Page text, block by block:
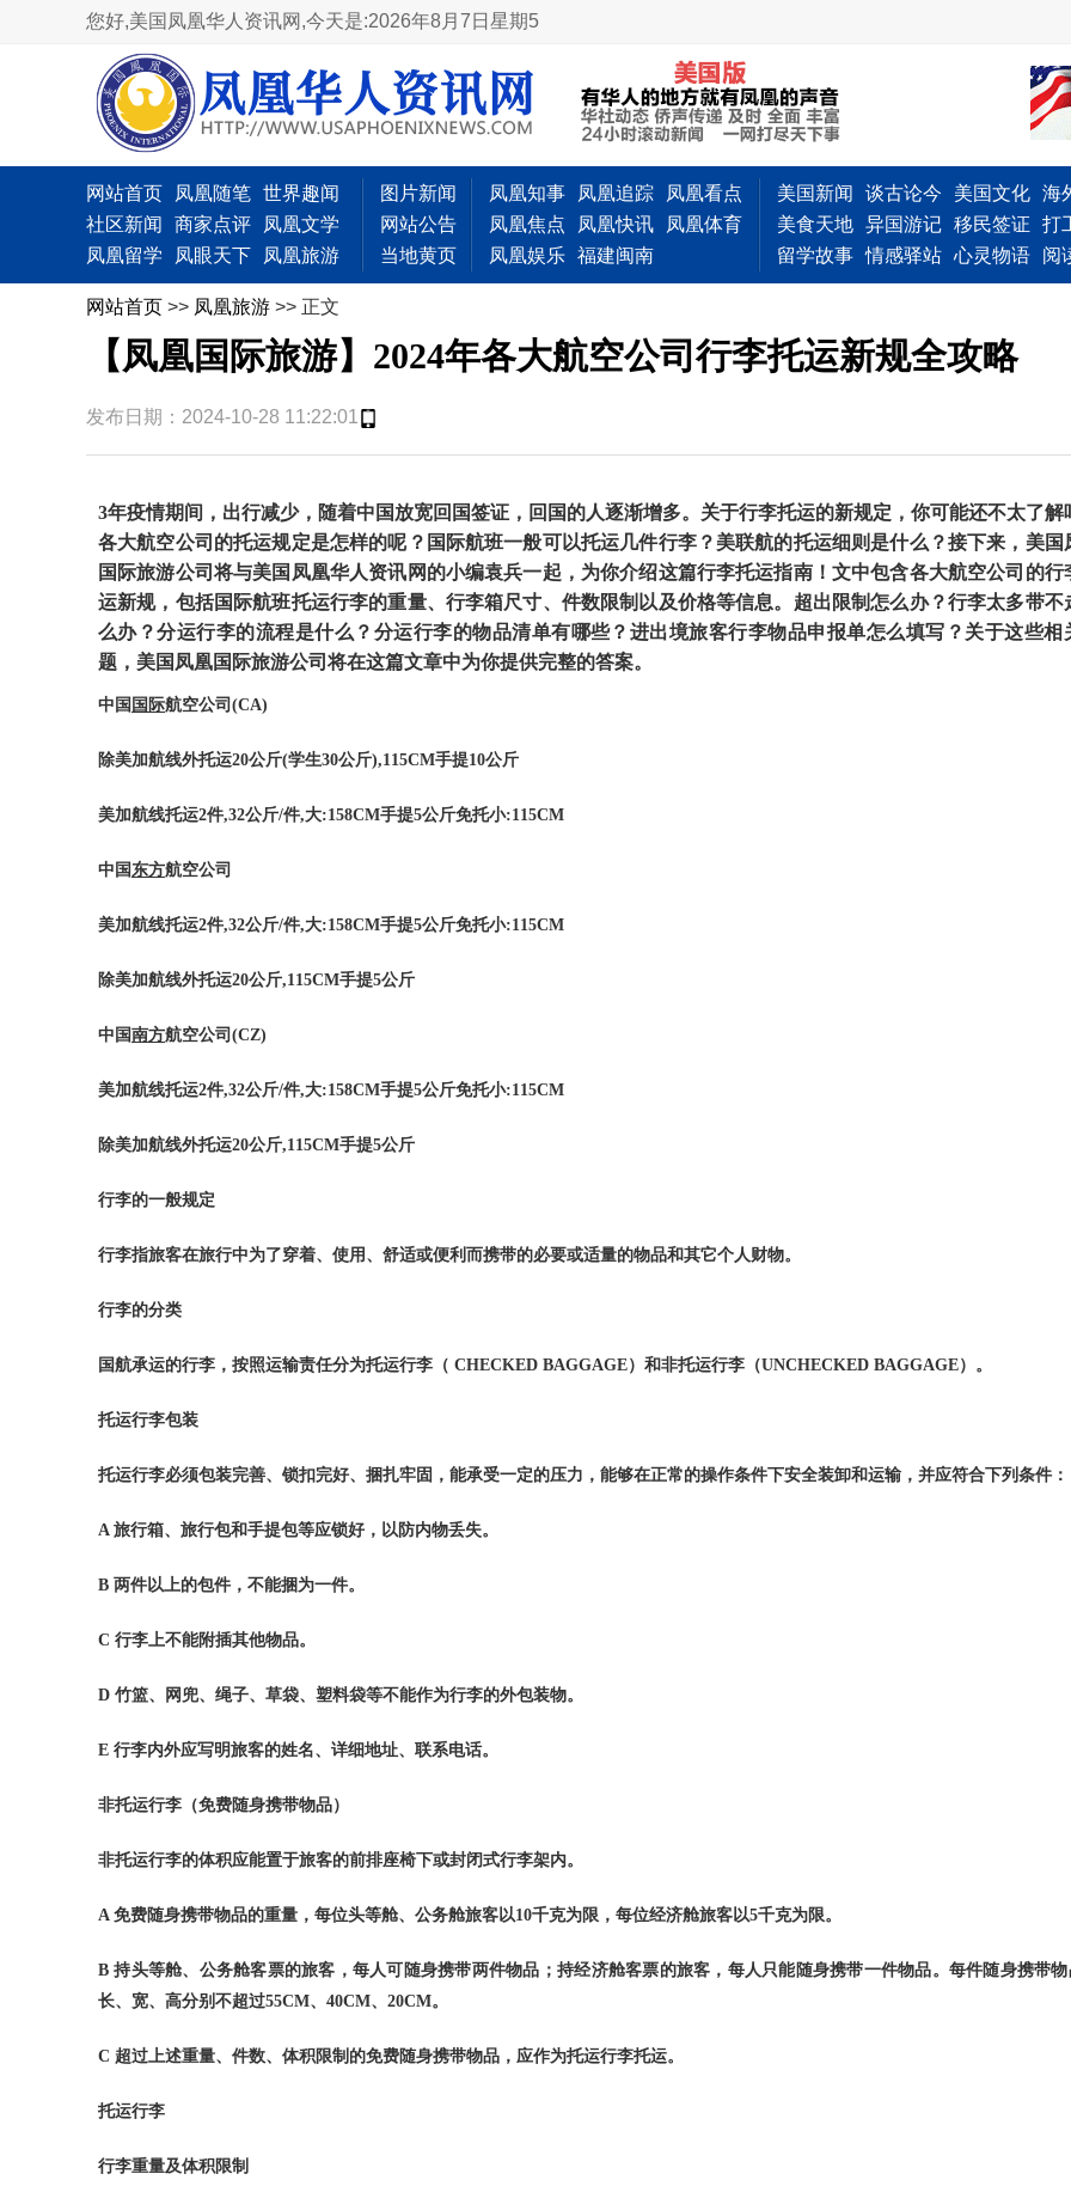
您好,美国凤凰华人资讯网,今天是:2026年8月7日星期5
网站首页 凤凰随笔 世界趣闻
社区新闻
商家点评
凤凰文学
凤凰留学
凤眼天下 凤凰旅游
图片新闻
网站公告
当地黄页
凤凰知事 凤凰追踪
凤凰看点
凤凰焦点
凤凰快讯
凤凰体育
凤凰娱乐 福建闽南
美国新闻 谈古论今 美国文化 海
美食天地 异国游记 移民签证
打
留学故事 情感驿站 心灵物语 阅
网站首页 >> 凤凰旅游 >> 正文
【凤凰国际旅游】2024年各大航空公司行李托运新规全攻略
发布日期：2024-10-28 11:22:01
3年疫情期间，出行减少，随着中国放宽回国签证，回国的人逐渐增多。关于行李托运的新规定，你可能还不太了解
各大航空公司的托运规定是怎样的呢？国际航班一般可以托运几件行李？美联航的托运细则是什么？接下来，美国
国际旅游公司将与美国凤凰华人资讯网的小编袁兵一起，为你介绍这篇行李托运指南！文中包含各大航空公司的行
运新规，包括国际航班托运行李的重量、行李箱尺寸、件数限制以及价格等信息。超出限制怎么办？行李太多带不
么办？分运行李的流程是什么？分运行李的物品清单有哪些？进出境旅客行李物品申报单怎么填写？关于这些相
题，美国凤凰国际旅游公司将在这篇文章中为你提供完整的答案。
中国 国际航空公司 (CA)
除美加航线外托运20公斤(学生30公斤),115CM手提10公斤
美加航线托运2件,32公斤/件,大:158CM手提5公斤免托小:115CM
中国 东方航空公司
美加航线托运2件,32公斤/件,大:158CM手提5公斤免托小:115CM
除美加航线外托运20公斤,115CM手提5公斤
中国南方航空公司 (CZ)
美加航线托运2件,32公斤/件,大:158CM手提5公斤免托小:115CM
除美加航线外托运20公斤,115CM手提5公斤
行李的一般规定
行李指旅客在旅行中为了穿着、使用、舒适或便利而携带的必要或适量的物品和其它个人财物。
行李的分类
国航承运的行李，按照运输责任分为托运行李（ CHECKED BAGGAGE）和非托运行李（UNCHECKED BAGGAGE）。
托运行李包装
托运行李必须包装完善、锁扣完好、捆扎牢固，能承受一定的压力，能够在正常的操作条件下安全装卸和运输，并应符合下列条件：
A 旅行箱、旅行包和手提包等应锁好，以防内物丢失。
B 两件以上的包件，不能捆为一件。
C 行李上不能附插其他物品。
D 竹篮、网兜、绳子、草袋、塑料袋等不能作为行李的外包装物。
E 行李内外应写明旅客的姓名、详细地址、联系电话。
非托运行李（免费随身携带物品）
非托运行李的体积应能置于旅客的前排座椅下或封闭式行李架内。
A 免费随身携带物品的重量，每位头等舱、公务舱旅客以10千克为限，每位经济舱旅客以5千克为限。
B持头等舱、公务舱客票的旅客，每人可随身携带两件物品；持经济舱客票的旅客，每人只能随身携带一件物品。每件随身携带
长、宽、高分别不超过55CM、 40CM、 20CM。
C 超过上述重量、件数、体积限制的免费随身携带物品，应作为托运行李托运。
托运行李
行李重量及体积限制